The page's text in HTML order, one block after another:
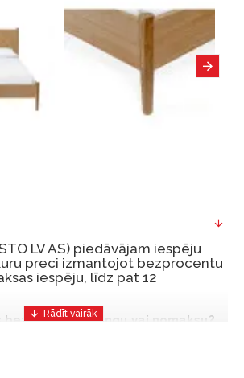
LV AS) piedāvājam iespēju
preci izmantojot bezprocentu
iespēju, līdz pat 12
līzingu vai nomaksu?
risinājums, lai iegādātos